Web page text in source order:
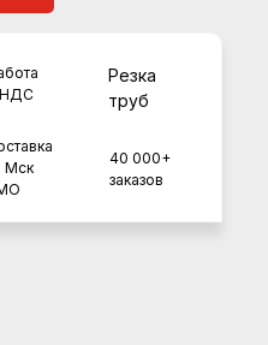
40 000+
заказов
Мск
Резка
труб